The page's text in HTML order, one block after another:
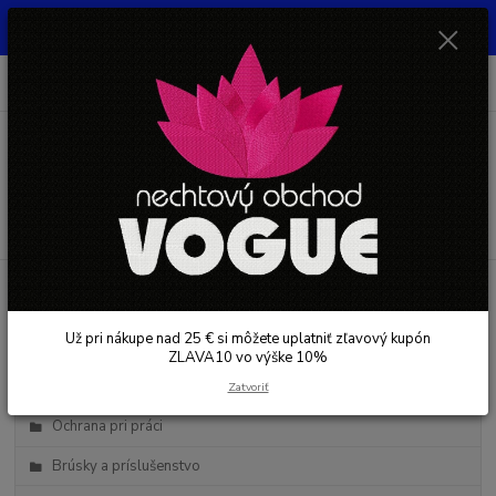
EUR
Kategórie blogu
Starostlivosť o nechty
Ochrana pri práci
Brúsky a príslušenstvo
Už pri nákupe nad 25 € si môžete uplatniť zľavový kupón
ZLAVA10 vo výške 10%
Zatvoriť